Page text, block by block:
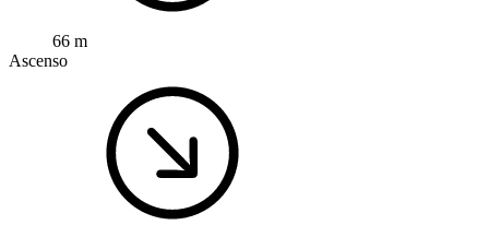
66 m
Ascenso